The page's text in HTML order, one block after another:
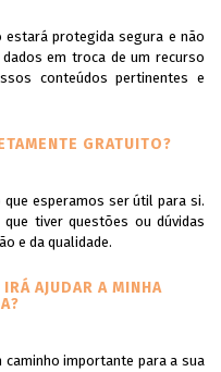
estará protegida segura e não
em troca de um recurso
conteúdos pertinentes e
GRATUITO?
esperamos ser útil para si.
tiver questões ou dúvidas
e da qualidade.
AJUDAR A MINHA
caminho importante para a sua